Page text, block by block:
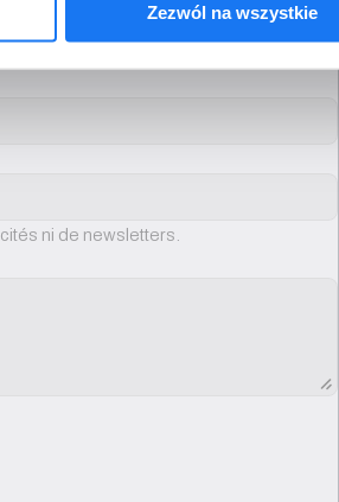
Zezwól na wszystkie
ni de newsletters.